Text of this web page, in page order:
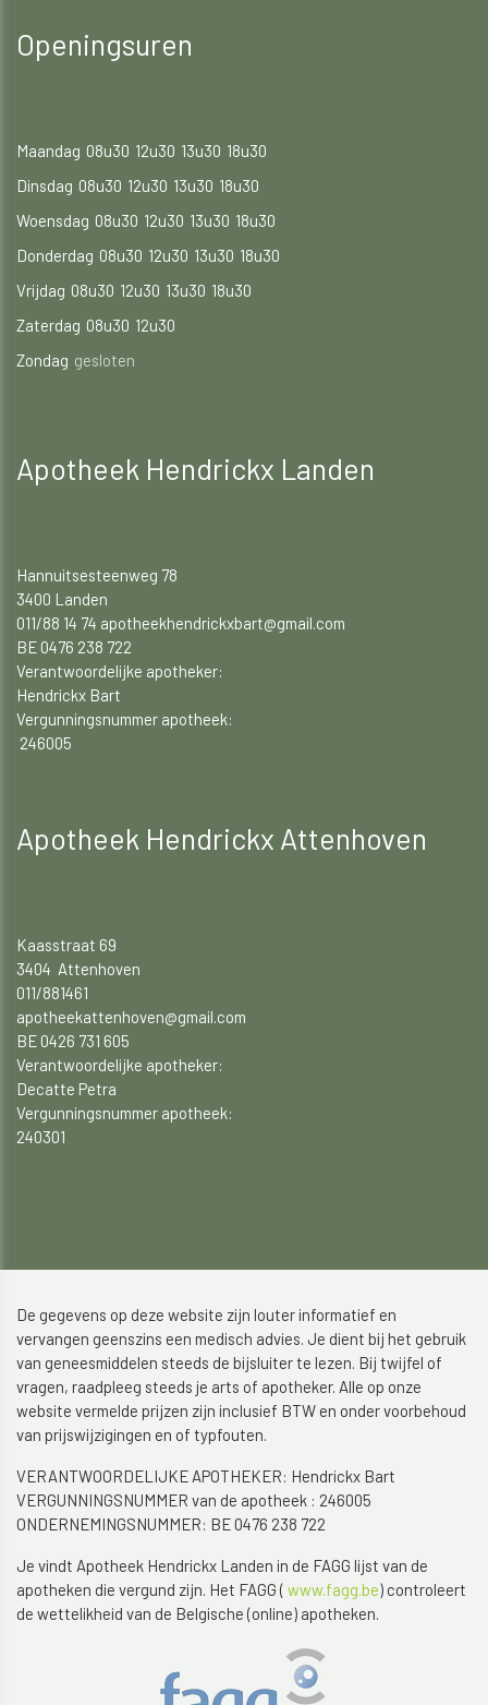
Openingsuren
Maandag 08u30 12u30 13u30 18u30
Dinsdag 08u30 12u30 13u30 18u30
Woensdag 08u30 12u30 13u30 18u30
Donderdag 08u30 12u30 13u30 18u30
Vrijdag 08u30 12u30 13u30 18u30
Zaterdag 08u30 12u30
Zondag gesloten
Apotheek Hendrickx Landen
Hannuitsesteenweg 78
3400 Landen
011/88 14 74 apotheekhendrickxbart@gmail.com
BE 0476 238 722
Verantwoordelijke apotheker:
Hendrickx Bart
Vergunningsnummer apotheek:
246005
Apotheek Hendrickx Attenhoven
Kaasstraat 69
3404 Attenhoven
011/881461
apotheekattenhoven@gmail.com
BE 0426 731 605
Verantwoordelijke apotheker:
Decatte Petra
Vergunningsnummer apotheek:
240301​​​​​​​
De gegevens op deze website zijn louter informatief en
vervangen geenszins een medisch advies. Je dient bij het gebruik
van geneesmiddelen steeds de bijsluiter te lezen. Bij twijfel of
vragen, raadpleeg steeds je arts of apotheker. Alle op onze
website vermelde prijzen zijn inclusief BTW en onder voorbehoud
van prijswijzigingen en of typfouten.
VERANTWOORDELIJKE APOTHEKER: Hendrickx Bart
VERGUNNINGSNUMMER van de apotheek : 246005
ONDERNEMINGSNUMMER: BE 0476 238 722
Je vindt Apotheek Hendrickx Landen in de FAGG lijst van de
apotheken die vergund zijn. Het FAGG ( www.fagg.be) controleert
de wettelikheid van de Belgische (online) apotheken.